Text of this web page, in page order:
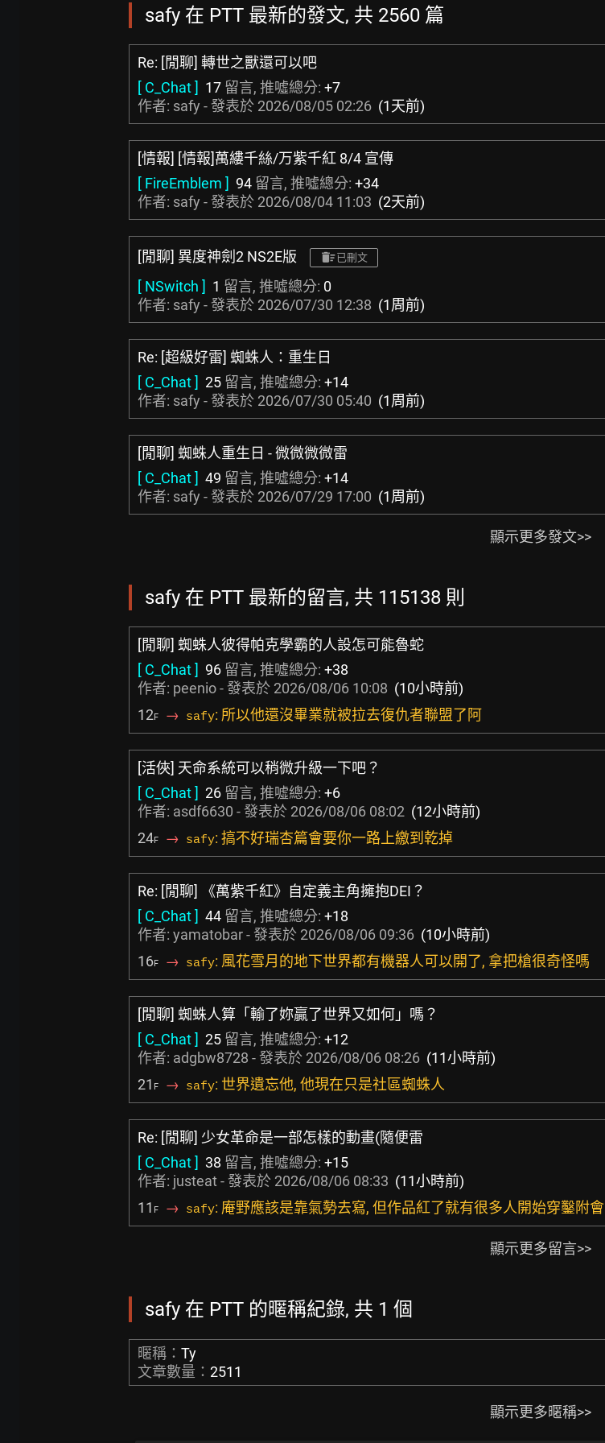
safy 在 PTT 最新的發文, 共 2560 篇
Re: [閒聊] 轉世之獸還可以吧
[ C_Chat ] 17 留言, 推噓總分: +7
作者: safy - 發表於 2026/08/05 02:26 (1天前)
[情報] [情報]萬縷千絲/万紫千紅 8/4 宣傳
[ FireEmblem ] 94 留言, 推噓總分: +34
作者: safy - 發表於 2026/08/04 11:03 (2天前)
[閒聊] 異度神劍2 NS2E版 已刪文
[ NSwitch ] 1 留言, 推噓總分: 0
作者: safy - 發表於 2026/07/30 12:38 (1周前)
Re: [超級好雷] 蜘蛛人：重生日
[ C_Chat ] 25 留言, 推噓總分: +14
作者: safy - 發表於 2026/07/30 05:40 (1周前)
[閒聊] 蜘蛛人重生日 - 微微微微雷
[ C_Chat ] 49 留言, 推噓總分: +14
作者: safy - 發表於 2026/07/29 17:00 (1周前)
顯示更多發文>>
safy 在 PTT 最新的留言, 共 115138 則
[閒聊] 蜘蛛人彼得帕克學霸的人設怎可能魯蛇
[ C_Chat ] 96 留言, 推噓總分: +38
作者: peenio- 發表於 2026/08/06 10:08 (10小時前)
12F → safy: 所以他還沒畢業就被拉去復仇者聯盟了阿
[活俠] 天命系統可以稍微升級一下吧？
[ C_Chat ] 26 留言, 推噓總分: +6
作者: asdf6630 - 發表於 2026/08/06 08:02 (12小時前)
24F → safy: 搞不好瑞杏篇會要你一路上繳到乾掉
Re: [閒聊] 《萬紫千紅》自定義主角擁抱DEI？
[ C_Chat ] 44 留言, 推噓總分: +18
作者: yamatobar- 發表於 2026/08/06 09:36 (10小時前)
16F → safy: 風花雪月的地下世界都有機器人可以開了, 拿把槍很奇怪嗎
[閒聊] 蜘蛛人算「輸了妳贏了世界又如何」嗎？
[ C_Chat ] 25 留言, 推噓總分: +12
作者: adgbw8728 - 發表於 2026/08/06 08:26 (11小時前)
21 F → safy: 世界遺忘他, 他現在只是社區蜘蛛人
Re: [閒聊] 少女革命是一部怎樣的動畫(隨便雷
[ C_Chat ] 38 留言, 推噓總分: +15
作者: justeat- 發表於 2026/08/06 08:33 (11小時前)
11 F → safy: 庵野應該是靠氣勢去寫, 但作品紅了就有很多人開始穿鑿附會
顯示更多留言>>
safy 在 PTT 的暱稱紀錄, 共 1 個
暱稱： Ty
文章數量： 2511
顯示更多暱稱>>